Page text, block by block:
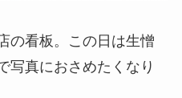
の看板。この日は生憎
写真におさめたくなり